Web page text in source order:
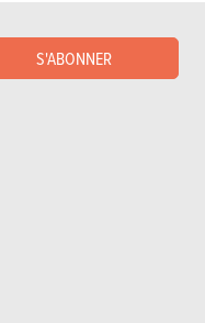
S'ABONNER